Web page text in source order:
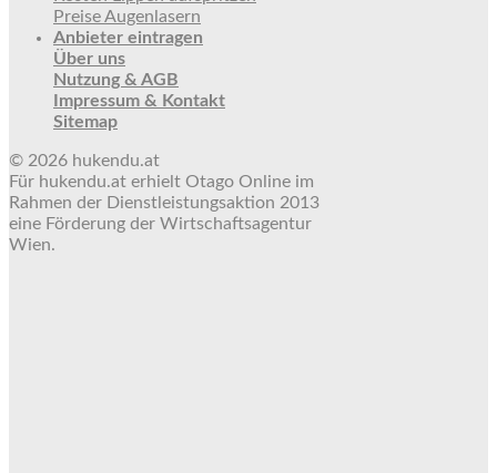
Preise Augenlasern
Anbieter eintragen
Über uns
Nutzung & AGB
Impressum & Kontakt
Sitemap
© 2026 hukendu.at
Für hukendu.at erhielt Otago Online im
Rahmen der Dienstleistungsaktion 2013
eine Förderung der Wirtschaftsagentur
Wien.